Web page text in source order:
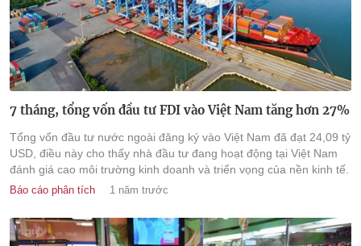
7 tháng, tổng vốn đầu tư FDI vào Việt Nam tăng hơn 27%
Tổng vốn đầu tư nước ngoài đăng ký vào Việt Nam đã đạt 24,09 tỷ
USD, điều này cho thấy nhà đầu tư đang hoạt động tại Việt Nam
đánh giá cao môi trường kinh doanh và triển vọng của nền kinh tế.
Báo cáo phân tích 1 năm trước